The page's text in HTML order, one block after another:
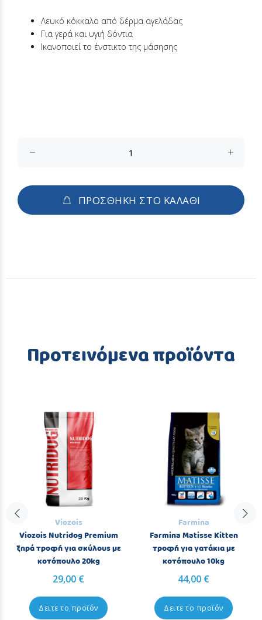
Λευκό κόκκαλο από δέρμα αγελάδας
Για γερά και υγιή δόντια
Ικανοποιεί το ένστικτο της μάσησης
ΠΡΟΣΘΗΚΗ ΣΤΟ ΚΑΛΑΘΙ
Προτεινόμενα προϊόντα
Viozois
Viozois Nutridog Premium
ξηρά τροφή για σκύλους με
κοτόπουλο 20kg
29,00 €
Δειτε το προϊόν
Farmina
Farmina Matisse Kitten
τροφή για γατάκια με
κοτόπουλο 10kg
44,00 €
Δειτε το προϊόν